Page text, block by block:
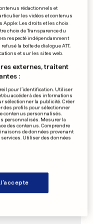
la Santé
450 millions
d’ici fin 2023
II
mais
rédactionnels et
les vidéos et contenus
Apple: Les droits et les choix
choix de Transparence du
respecté indépendamment
la boîte de dialogue ATT,
et sur les sites web.
externes, traitent
:
pour l’identification. Utiliser
ou accéder à des informations
sélectionner la publicité. Créer
des profils pour sélectionner
contenus personnalisés.
personnalisés. Mesurer la
des contenus. Comprendre
de données provenant
services. Utiliser des données
J'accepte